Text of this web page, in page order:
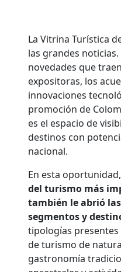
La Vitrina Turística
las grandes
novedades que
expositoras, los
innovaciones
promoción de
es el espacio de
destinos con
nacional.
En esta oportunidad,
del turismo más
también le abrió
segmentos y
tipologías
de turismo de
gastronomía